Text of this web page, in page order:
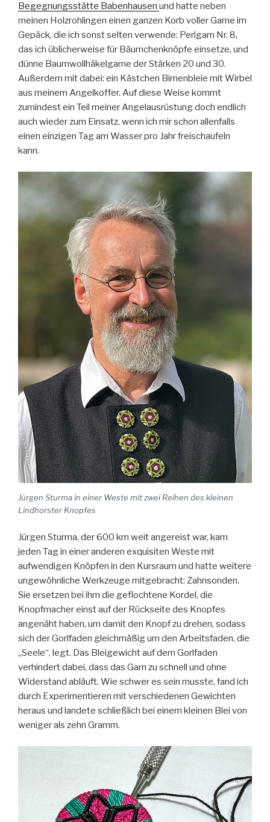
Begegnungsstätte Babenhausen und hatte neben
meinen Holzrohlingen einen ganzen Korb voller Garne im
Gepäck, die ich sonst selten verwende: Perlgarn Nr. 8,
das ich üblicherweise für Bäumchenknöpfe einsetze, und
dünne Baumwollhäkelgarne der Stärken 20 und 30.
Außerdem mit dabei: ein Kästchen Birnenbleie mit Wirbel
aus meinem Angelkoffer. Auf diese Weise kommt
zumindest ein Teil meiner Angelausrüstung doch endlich
auch wieder zum Einsatz, wenn ich mir schon allenfalls
einen einzigen Tag am Wasser pro Jahr freischaufeln
kann.
Jürgen Sturma in einer Weste mit zwei Reihen des kleinen
Lindhorster Knopfes
Jürgen Sturma, der 600 km weit angereist war, kam
jeden Tag in einer anderen exquisiten Weste mit
aufwendigen Knöpfen in den Kursraum und hatte weitere
ungewöhnliche Werkzeuge mitgebracht: Zahnsonden.
Sie ersetzen bei ihm die geflochtene Kordel, die
Knopfmacher einst auf der Rückseite des Knopfes
angenäht haben, um damit den Knopf zu drehen, sodass
sich der Gorlfaden gleichmäßig um den Arbeitsfaden, die
„Seele“, legt. Das Bleigewicht auf dem Gorlfaden
verhindert dabei, dass das Garn zu schnell und ohne
Widerstand abläuft. Wie schwer es sein musste, fand ich
durch Experimentieren mit verschiedenen Gewichten
heraus und landete schließlich bei einem kleinen Blei von
weniger als zehn Gramm.